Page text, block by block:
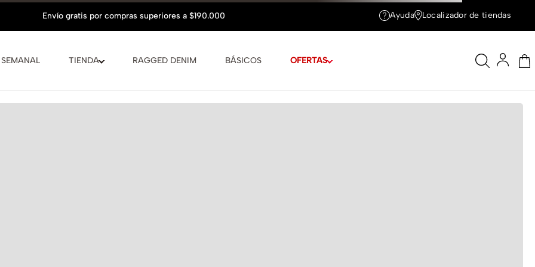
TIENDA RAGGED DENIM BÁSICOS OFERTAS
Ayuda Localizador de tiendas
Hasta6 cuotas Cuotas de$21.372